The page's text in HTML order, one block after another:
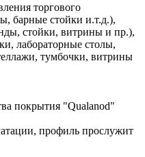
торгового
барные стойки и.т.д.),
стойки, витрины и пр.),
лабораторные столы,
тумбочки, витрины
покрытия "Qualanod"
профиль прослужит